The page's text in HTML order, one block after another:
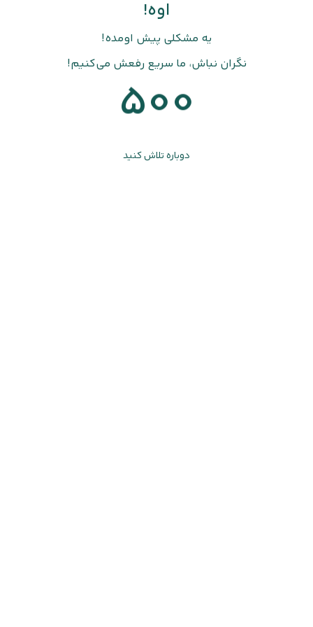
اوه!
یه مشکلی پیش اومده!
نگران نباش، ما سریع رفعش می‌کنیم!
500
دوباره تلاش کنید